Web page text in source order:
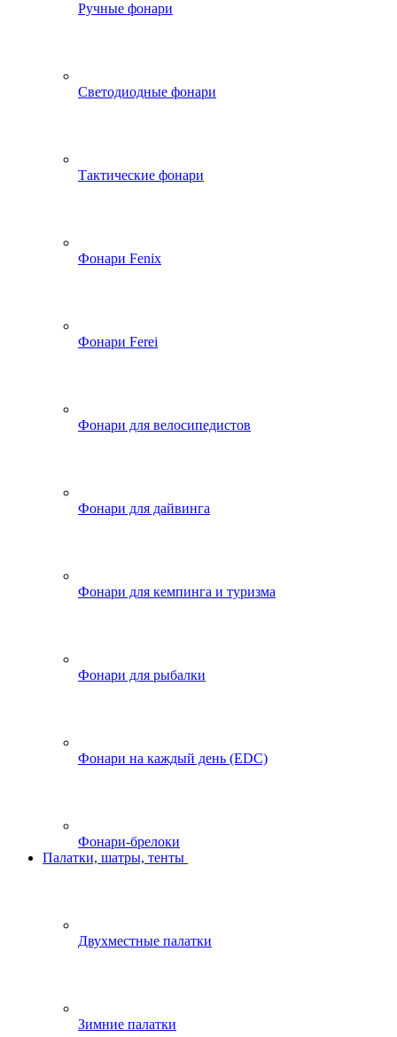
Ручные фонари
Светодиодные фонари
Тактические фонари
Фонари Fenix
Фонари Ferei
Фонари для велосипедистов
Фонари для дайвинга
Фонари для кемпинга и туризма
Фонари для рыбалки
Фонари на каждый день (EDC)
Фонари-брелоки
Палатки, шатры, тенты
Двухместные палатки
Зимние палатки